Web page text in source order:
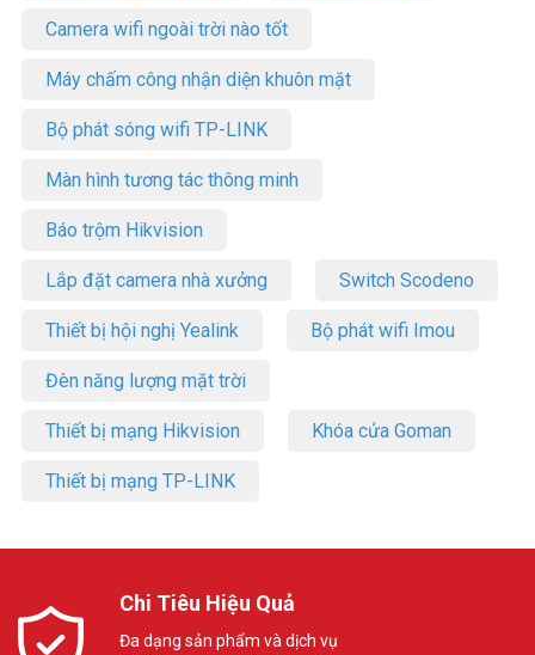
Camera wifi ngoài trời nào tốt
Máy chấm công nhận diện khuôn mặt
Bộ phát sóng wifi TP-LINK
Màn hình tương tác thông minh
Báo trộm Hikvision
Lắp đặt camera nhà xưởng Switch Scodeno
Thiết bị hội nghị Yealink Bộ phát wifi Imou
Đèn năng lượng mặt trời
Thiết bị mạng Hikvision Khóa cửa Goman
Thiết bị mạng TP-LINK
Chi Tiêu Hiệu Quả
Đa dạng sản phẩm và dịch vụ